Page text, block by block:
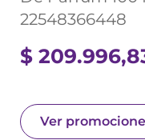
22548366448
$ 209.996,
Ver